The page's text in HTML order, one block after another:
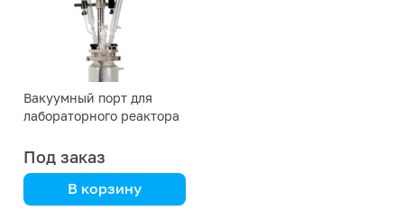
Вакуумный порт для
лабораторного реактора
Под заказ
В корзину